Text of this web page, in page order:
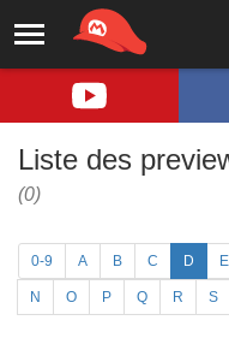
Liste des
(0)
0-9 A B C D E
N O P Q R S